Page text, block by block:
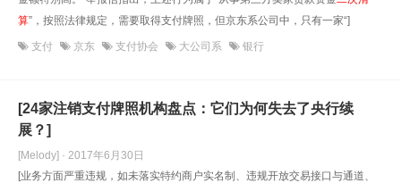
算”，按照法律规定，需要取得支付牌照，但京东系公司中，只有一家“]
支付 京东 支付协会 大公司系 银行
[24家注销支付牌照机构盘点：它们为何失去了央行续
展？]
[Melody] · 2017年6月30日
[业务方面严重违规，如未落实特约商户实名制、违规开放交易接口与通道、